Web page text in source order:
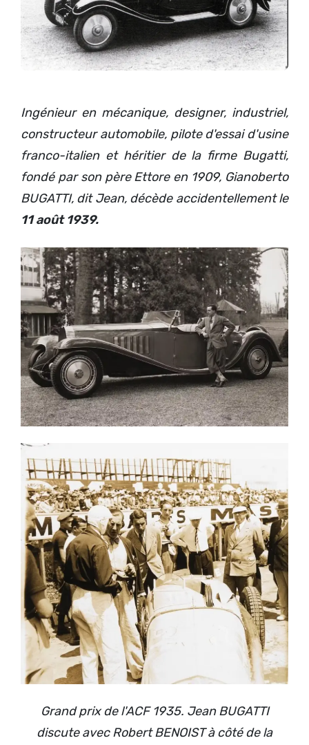
Ingénieur en mécanique, designer, industriel,
constructeur automobile, pilote d'essai d'usine
franco-italien et héritier de la firme Bugatti,
fondé par son père Ettore en 1909, Gianoberto
BUGATTI, dit Jean, décède accidentellement le
11 août 1939.
Grand prix de l'ACF 1935. Jean BUGATTI
discute avec Robert BENOIST à côté de la